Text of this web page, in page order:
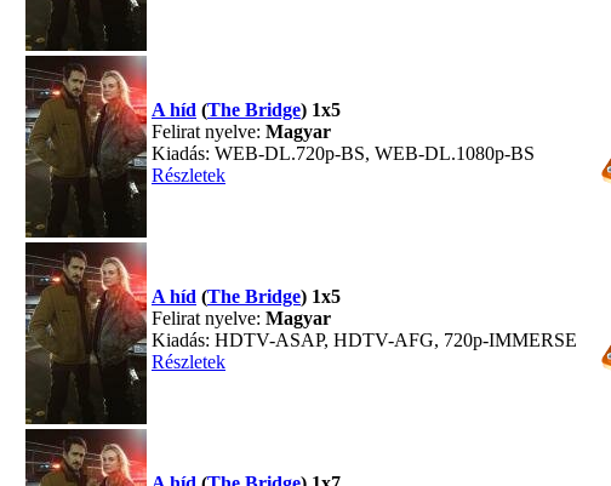
A híd (The Bridge) 1x5
Felirat nyelve: Magyar
Kiadás: WEB-DL.720p-BS, WEB-DL.1080p-BS
Részletek
A híd (The Bridge) 1x5
Felirat nyelve: Magyar
Kiadás: HDTV-ASAP, HDTV-AFG, 720p-IMMERSE
Részletek